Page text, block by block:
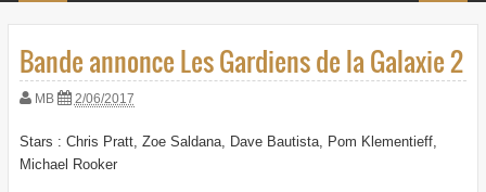
Bande annonce Les Gardiens de la Galaxie 2
MB 2/06/2017
Stars : Chris Pratt, Zoe Saldana, Dave Bautista, Pom Klementieff,
Michael Rooker